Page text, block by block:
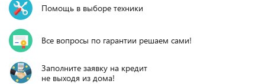
Помощь в выборе техники
Все вопросы по гарантии решаем сами!
Заполните заявку на кредит
не выходя из дома!